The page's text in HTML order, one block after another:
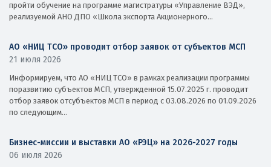
пройти обучение на программе магистратуры «Управление ВЭД»,
реализуемой АНО ДПО «Школа экспорта Акционерного...
АО «НИЦ ТСО» проводит отбор заявок от субъектов МСП
21 июля 2026
Информируем, что АО «НИЦ ТСО» в рамках реализации программы
поразвитию субъектов МСП, утвержденной 15.07.2025 г. проводит
отбор заявок отсубъектов МСП в период с 03.08.2026 по 01.09.2026
по следующим...
Бизнес-миссии и выставки АО «РЭЦ» на 2026-2027 годы
06 июля 2026